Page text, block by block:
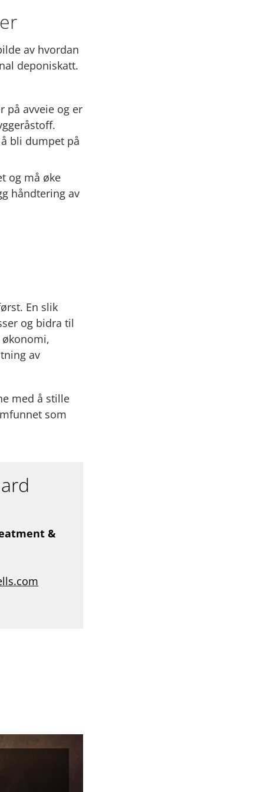
av hvordan
deponiskatt.
på avveie og er
bli dumpet på
og må øke
håndtering av
En slik
og bidra til
av
med å stille
som
&